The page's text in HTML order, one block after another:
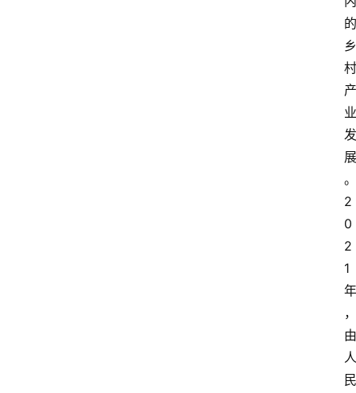
的
乡
村
产
业
发
展
。
2
0
2
1
年
，
由
人
民